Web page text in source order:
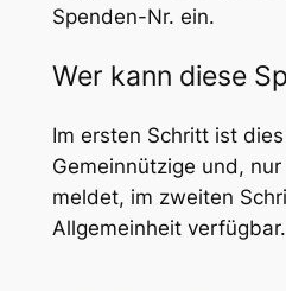
Spenden-Nr. ein.
Wer kann diese
Im ersten Schritt ist
Gemeinnützige und,
meldet, im zweiten
Allgemeinheit verfügbar.